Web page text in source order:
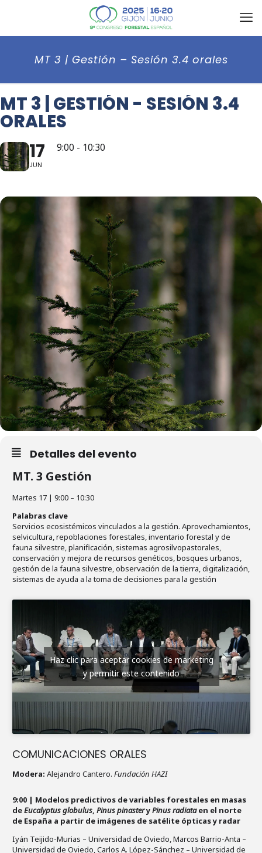
MT 3 | Gestión – Sesión 3.4 orales
MT 3 | GESTIÓN - SESIÓN 3.4
ORALES
17
JUN
9:00 - 10:30
Detalles del evento
MT. 3 Gestión
Martes 17 | 9:00 – 10:30
Palabras clave
Servicios ecosistémicos vinculados a la gestión. Aprovechamientos,
selvicultura, repoblaciones forestales, inventario forestal y de
fauna silvestre, planificación, sistemas agrosilvopastorales,
conservación y mejora de recursos genéticos, bosques urbanos,
gestión de la fauna silvestre, observación de la tierra, digitalización,
sistemas de ayuda a la toma de decisiones para la gestión
Haz clic para aceptar cookies de marketing
y permitir este contenido
COMUNICACIONES ORALES
Modera: Alejandro Cantero. Fundación HAZI
9:00 | Modelos predictivos de variables forestales en masas
deEucalyptus globulus, Pinus pinasteryPinus radiataen el norte
de España a partir de imágenes de satélite ópticas y radar
Iyán Teijido-Murias – Universidad de Oviedo, Marcos Barrio-Anta –
Universidad de Oviedo, Carlos A. López-Sánchez – Universidad de